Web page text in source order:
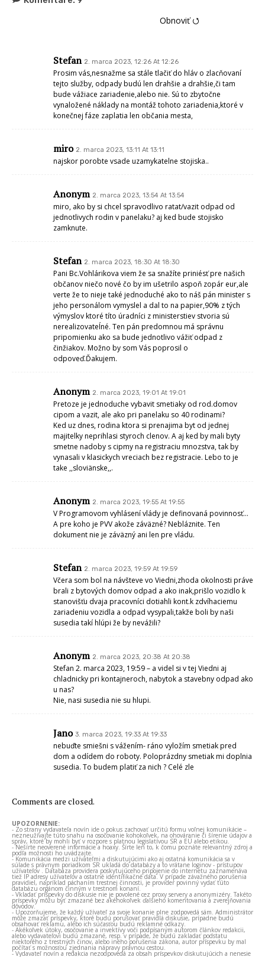
Obnoviť ⭯
Stefan 2. marca 2023, 12:26 At 12:26
Prosim vás,nesnažme sa stále tlačiť do hláv o zlacňovaní
tejto služby, odpady budú len drahšie a drahšie,či tam
bude vážiace zariadenie,alebo nie. Sú to zbytočne
vynaložené náklady na montáž tohoto zariadenia,ktoré v
konečnej fáze zaplatia len občania mesta,
miro 2. marca 2023, 13:11 At 13:11
najskor porobte vsade uzamykatelne stojiska..
Anonym 2. marca 2023, 13:54 At 13:54
miro, ako by si chcel spravodlivo ratat/vazit odpad od
jednotlivych rodin v panelaku? aj ked bude stojisko
zamknute.
Stefan 2. marca 2023, 18:30 At 18:30
Pani Bc.Vohlárikova viem že sa snažíte priniésť pre našich
občanov niečo nové čo by im ušetrilo aspoň zopár eur,ale
verte že to nieje také jednoduché ako to náš pán minister s
jeho personálom vymyslel a dal to na papier,90% z tých
výmyslov ktoré títo úradníci z ministerstiev stvoria sú
nerealizovateĺné. Ten pán predomnou má správnu
pripomienku ako sa bude jednotlivo vážiť odpad z
činžiakov. Možno by som Vás poprosil o
odpoveď.Ďakujem.
Anonym 2. marca 2023, 19:01 At 19:01
Pretoze je jednoduche vybavit smetiaky od rod.domov
cipom a vazit, ale ako pri panelaku so 40 rodinami?
Ked uz dnes, rodina ktora si prenajima byt od jednej
majitelky neprihlasi styroch clenov. A aj ked by mali byty
smetne nadoby s cipmy na registraciu mnozstva, tak by
vynasali v klasickych vreciach bez registracie. Lebo to je
take ,,sloviänske,,.
Anonym 2. marca 2023, 19:55 At 19:55
V Programovom vyhlásení vlády je definovaná povinnosť…
A pre koho je PVV akože záväzné? Nebláznite. Ten
dokument nie je záväzný ani len pre vládu.
Stefan 2. marca 2023, 19:59 At 19:59
Včera som bol na návšteve vo Viedni,zhoda okolnosti práve
brali z bytových domov odpad a ako inak,prišlo vozidlo k
stanovišťu dvaja pracovníci dotiahli kont.k zdvíhaciemu
zariadeniu vozidla a odpad vysypali,takže boli by naši
susedia takí hlúpi že by nevážili?
Anonym 2. marca 2023, 20:38 At 20:38
Stefan 2. marca 2023, 19:59 – a videl si v tej Viedni aj
chladnicky pri kontajneroch, nabytok a stavebny odpad ako
u nas?
Nie, nasi susedia nie su hlupi.
Jano 3. marca 2023, 19:33 At 19:33
nebuďte smiešni s vážením- ráno vyložím smetiak pred
dom a odídem do roboty. Poloprázdny smetiak mi doplnia
susedia. To budem platiť za nich ? Celé zle
Comments are closed.
UPOZORNENIE:
- Zo strany vydavateľa novín ide o pokus zachovať určitú formu voľnej komunikácie –
nezneužívajte túto snahu na osočovanie kohokoľvek, na ohováranie či šírenie údajov a
správ, ktoré by mohli byť v rozpore s platnou legislatívou SR a EÚ alebo etikou.
- Nešírte neoverené informácie a hoaxy. Šírte len to, k čomu poznáte relevantný zdroj a
podľa možnosti ho uvádzajte.
- Komunikácia medzi užívateľmi a diskutujúcimi ako aj ostatná komunikácia sa v
súlade s právnym poriadkom SR ukladá do databázy a to vrátane loginov - prístupov
užívateľov . Databáza providera poskytujúceho pripojenie do internetu zaznamenáva
tiež IP adresy užívateľov a ostatné identifikačné dáta. V prípade závažného porušenia
pravidiel, napríklad páchaním trestnej činnosti, je provider povinný vydať túto
databázu orgánom činným v trestnom konaní.
- Vkladať príspevky do diskusie nie je povolené cez proxy servery a anonymizéry. Takéto
príspevky môžu byť zmazané bez akéhokoľvek ďalšieho komentovania a zverejňovania
dôvodov.
- Upozorňujeme, že každý užívateľ za svoje konanie plne zodpovedá sám. Administrátor
môže zmazať príspevky, ktoré budú porušovať pravidlá diskusie, prípadne budú
obsahovať reklamu, alebo ich súčasťou budú reklamné odkazy.
- Akékoľvek útoky, osočovanie a invektívy voči podpísaným autorom článkov redakcii,
alebo vydavateľovi budú zmazané, resp. v prípade, že budú zakladať podstatu
niektorého z trestných činov, alebo iného porušenia zákona, autor príspevku by mal
počítať s možnosťou zjednania nápravy právnou cestou.
- Vydavateľ novín a redakcia nezodpovedá za obsah príspevkov diskutujúcich a nenesie